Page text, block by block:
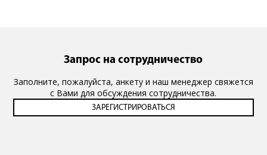
Запрос на сотрудничество
Заполните, пожалуйста, анкету и наш менеджер свяжется
с Вами для обсуждения сотрудничества.